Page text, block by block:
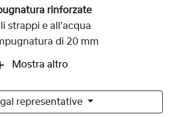
rinforzate
strappi e all'acqua
di 20 mm
Mostra altro
representative